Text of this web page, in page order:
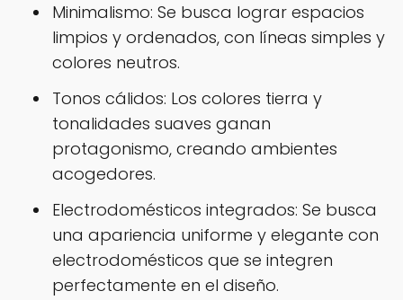
Minimalismo: Se busca lograr espacios
limpios y ordenados, con líneas simples y
colores neutros.
Tonos cálidos: Los colores tierra y
tonalidades suaves ganan
protagonismo, creando ambientes
acogedores.
Electrodomésticos integrados: Se busca
una apariencia uniforme y elegante con
electrodomésticos que se integren
perfectamente en el diseño.